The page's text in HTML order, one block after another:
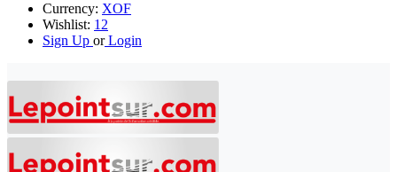
Currency: XOF
Wishlist: 12
Sign Up orLogin